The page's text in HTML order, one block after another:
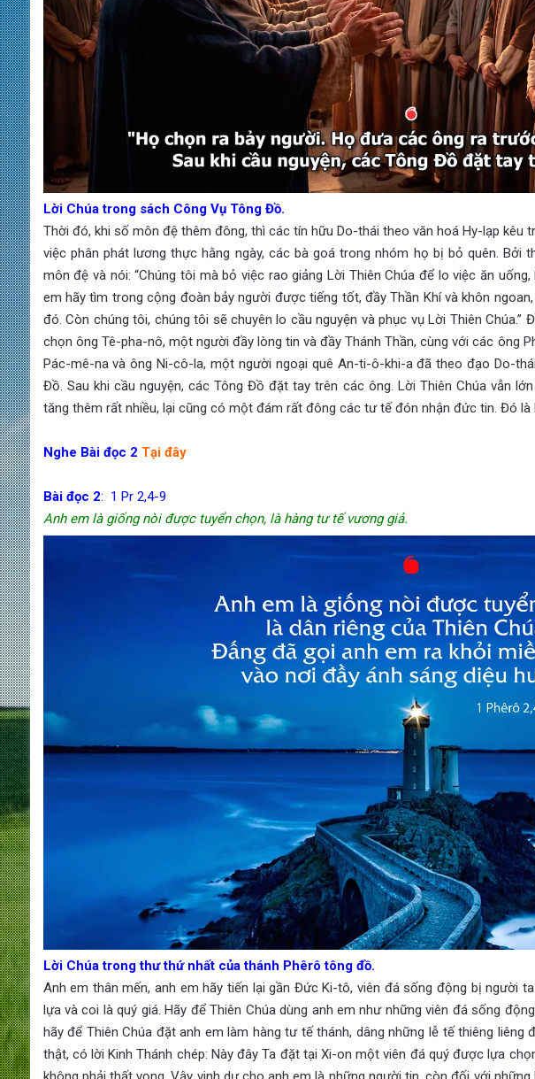
Lời Chúa trong sách Công Vụ Tông Đồ.
Thời đó, khi số môn đệ thêm đông, thì các tín hữu Do-thái theo văn hoá Hy-lạp kêu
việc phân phát lương thực hằng ngày, các bà goá trong nhóm họ bị bỏ quên. Bởi
môn đệ và nói: “Chúng tôi mà bỏ việc rao giảng Lời Thiên Chúa để lo việc ăn
em hãy tìm trong cộng đoàn bảy người được tiếng tốt, đầy Thần Khí và khôn
đó. Còn chúng tôi, chúng tôi sẽ chuyên lo cầu nguyện và phục vụ Lời Thiên
chọn ông Tê-pha-nô, một người đầy lòng tin và đầy Thánh Thần, cùng với các ông
Pác-mê-na và ông Ni-cô-la, một người ngoại quê An-ti-ô-khi-a đã theo đạo Do-
Đồ. Sau khi cầu nguyện, các Tông Đồ đặt tay trên các ông. Lời Thiên Chúa vẫn
tăng thêm rất nhiều, lại cũng có một đám rất đông các tư tế đón nhận đức tin. Đó là
Nghe Bài đọc 2 Tại đây
Bài đọc 2: 1 Pr 2,4-9
Anh em là giống nòi được tuyển chọn, là hàng tư tế vương giả.
Lời Chúa trong thư thứ nhất của thánh Phêrô tông đồ.
Anh em thân mến, anh em hãy tiến lại gần Đức Ki-tô, viên đá sống động bị người
lựa và coi là quý giá. Hãy để Thiên Chúa dùng anh em như những viên đá sống
hãy để Thiên Chúa đặt anh em làm hàng tư tế thánh, dâng những lễ tế thiêng liêng
thật, có lời Kinh Thánh chép: Này đây Ta đặt tại Xi-on một viên đá quý được lựa